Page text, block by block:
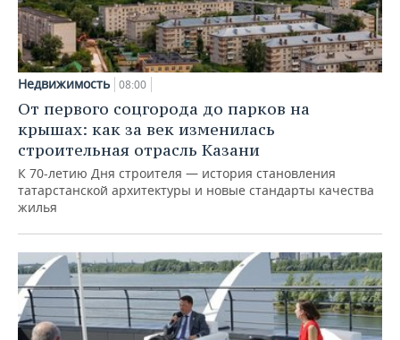
Недвижимость 08:00
От первого соцгорода до парков на
крышах: как за век изменилась
строительная отрасль Казани
К 70-летию Дня строителя — история становления
татарстанской архитектуры и новые стандарты качества
жилья